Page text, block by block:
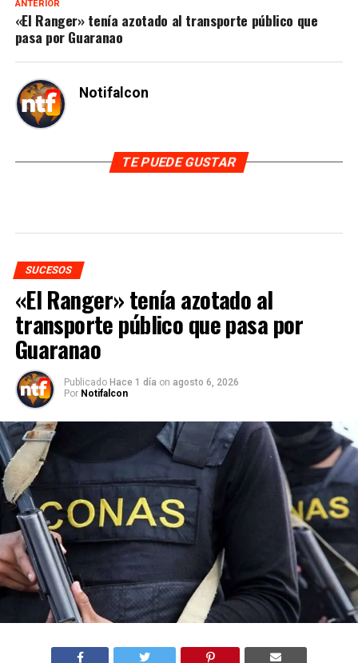
ANTERIOR
«El Ranger» tenía azotado al transporte público que
pasa por Guaranao
Notifalcon
TE PUEDE GUSTAR
SUCESOS
«El Ranger» tenía azotado al
transporte público que pasa por
Guaranao
Publicado Hace 1 día on agosto 6, 2026
Por Notifalcon